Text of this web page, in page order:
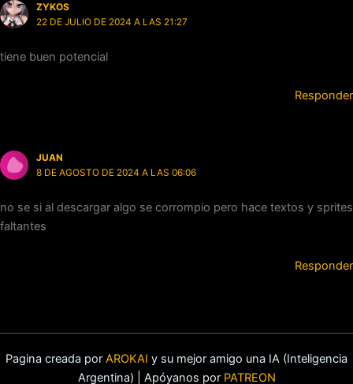
ZYKOS
22 DE JULIO DE 2024 A LAS 21:27
tiene buen potencial
Responder
JUAN
8 DE AGOSTO DE 2024 A LAS 06:06
no se si al descargar algo se corrompio pero hace textos y sprites
faltantes
Responder
Pagina creada por AROKAI y su mejor amigo una IA (Inteligencia
Argentina) | Apóyanos por PATREON